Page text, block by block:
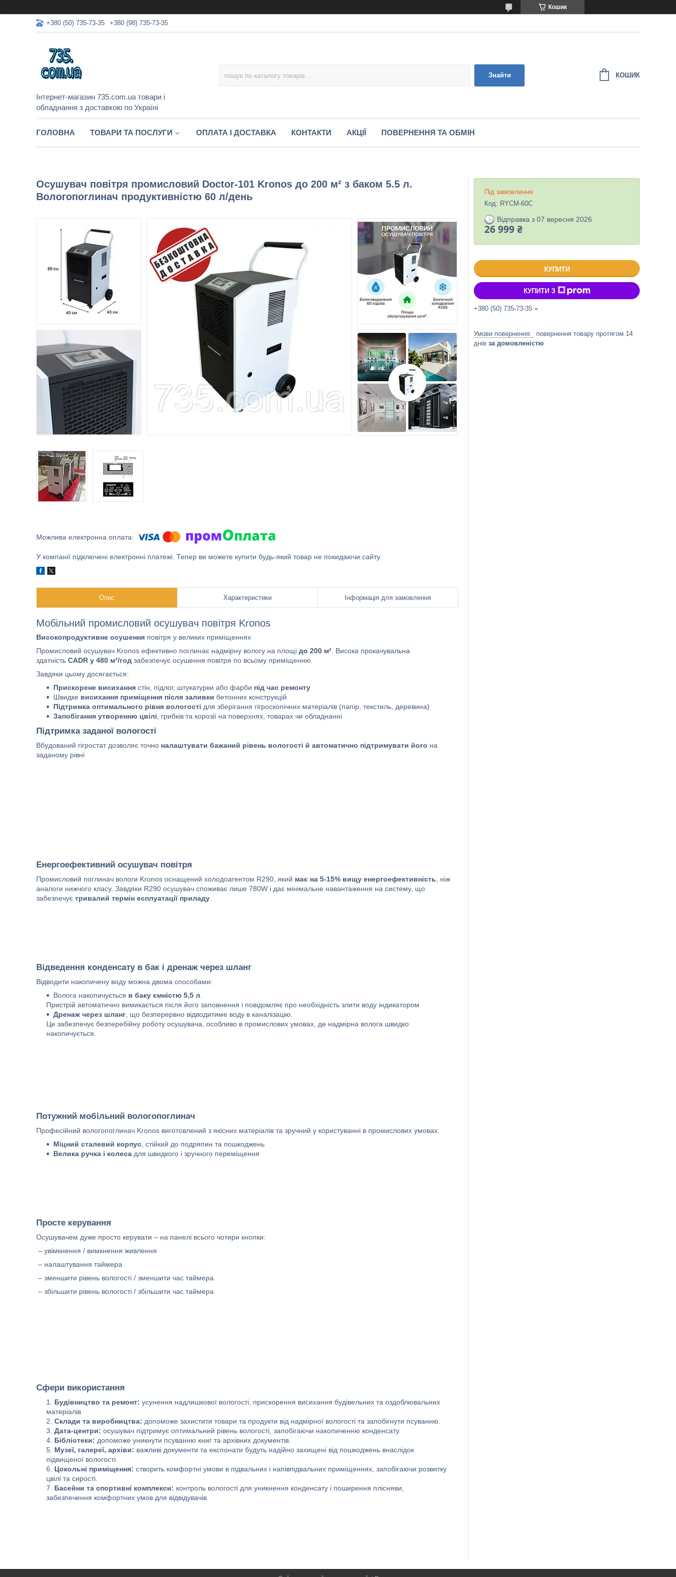
Кошик
+380 (50) 735-73-35 +380 (98) 735-73-35
Інтернет-магазин 735.com.ua товари і
обладнання з доставкою по Україні
Знайти КОШИК
ГОЛОВНА ТОВАРИ ТА ПОСЛУГИ ОПЛАТА І ДОСТАВКА КОНТАКТИ АКЦІЇ ПОВЕРНЕННЯ ТА ОБМІН
Осушувач повітря промисловий Doctor-101 Kronos до 200 м² з баком 5.5 л.
Вологопоглинач продуктивністю 60 л/день
У компанії підключені електронні платежі. Тепер ви можете купити будь-який товар не покидаючи сайту.
Опис Характеристики Інформація для замовлення
Мобільний промисловий осушувач повітря Kronos
Високопродуктивне осушення повітря у великих приміщеннях
Промисловий осушувач Kronos ефективно поглинає надмірну вологу на площі до 200 м² . Висока прокачувальна
здатність CADR у 480 м³/год забезпечує осушення повітря по всьому приміщенню.
Завдяки цьому досягається:
Прискорене висихання стін, підлог, штукатурки або фарби під час ремонту
Швидке висихання приміщення після заливки бетонних конструкцій
Підтримка оптимального рівня вологості для зберігання гігроскопічних матеріалів (папір, текстиль, деревина)
Запобігання утворенню цвілі , грибків та корозії на поверхнях, товарах чи обладнанні
Підтримка заданої вологості
Вбудований гігростат дозволяє точно налаштувати бажаний рівень вологості й автоматично підтримувати його на
заданому рівні
Енергоефективний осушувач повітря
Промисловий поглинач вологи Kronos оснащений холодоагентом R290, який має на 5-15% вищу енергоефективність , ніж
аналоги нижчого класу. Завдяки R290 осушувач споживає лише 780W і дає мінімальне навантаження на систему, що
забезпечує тривалий термін есплуатації приладу
Відведення конденсатув бак і дренаж через шланг
Відводити накопичену воду можна двома способами:
Волога накопичується в баку ємністю 5,5 л
Пристрій автоматично вимикається після його заповнення і повідомляє про необхідність злити воду індикатором
Дренаж через шланг , що безперервно відводитиме воду в каналізацію.
Це забезпечує безперебійну роботу осушувача, особливо в промислових умовах, де надмірна волога швидко
накопичується.
Потужний мобільний вологопоглинач
Професійний вологопоглинач Kronos виготовлений з якісних матеріалів та зручний у користуванні в промислових умовах:
Міцний сталевий корпус , стійкий до подряпин та пошкоджень
Велика ручка і колеса для швидкого і зручного переміщення
Просте керування
Осушувачем дуже просто керувати – на панелі всього чотири кнопки:
– увімкнення / вимкнення живлення
– налаштування таймера
– зменшити рівень вологості / зменшити час таймера
– збільшити рівень вологості / збільшити час таймера
Сфери використання
Будівництво та ремонт: усунення надлишкової вологості, прискорення висихання будівельних та оздоблювальних
матеріалів
Склади та виробництва: допоможе захистити товари та продукти від надмірної вологості та запобігнути псуванню.
Дата-центри: осушувач підтримує оптимальний рівень вологості, запобігаючи накопиченню конденсату.
Бібліотеки: допоможе уникнути псуванню книг та архівних документів.
Музеї, галереї, архіви: важливі документи та експонати будуть надійно захищені від пошкоджень внаслідок
підвищеної вологості.
Цокольні приміщення: створить комфортні умови в підвальних і напівпідвальних приміщеннях, запобігаючи розвитку
цвілі та сирості.
Басейни та спортивні комплекси: контроль вологості для уникнення конденсату і поширення плісняви,
забезпечення комфортних умов для відвідувачів.
Під замовлення
Код: RYCM-60C
Відправка з 07 вересня 2026
26 999 ₴
КУПИТИ
КУПИТИ З
+380 (50) 735-73-35
повернення товару протягом 14
днів за домовленістю